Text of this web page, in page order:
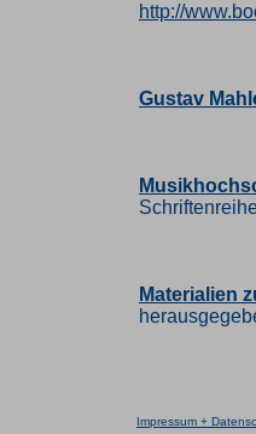
http://
Gustav
Materialien
Impressum +